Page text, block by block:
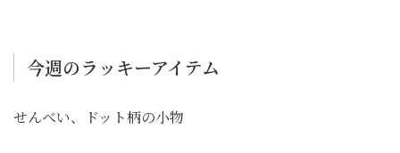
今週のラッキーアイテム
せんべい、ドット柄の小物